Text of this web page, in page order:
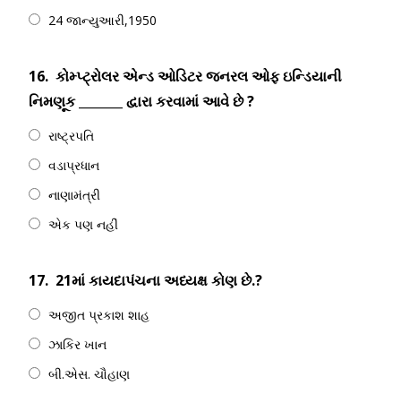
24 જાન્યુઆરી,1950
16. કોમ્પ્ટ્રોલર એન્ડ ઓડિટર જનરલ ઓફ ઇન્ડિયાની
નિમણૂક _______ દ્વારા કરવામાં આવે છે ?
રાષ્ટ્રપતિ
વડાપ્રધાન
નાણામંત્રી
એક પણ નહીં
17. 21માં કાયદાપંચના અધ્યક્ષ કોણ છે.?
અજીત પ્રકાશ શાહ
ઝાકિર ખાન
બી.એસ. ચૌહાણ